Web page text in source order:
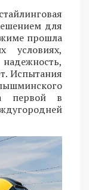
для
прошла
Испытания
первой в